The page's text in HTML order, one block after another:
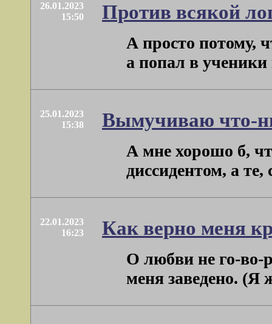
26.01.2023
15:50
Против всякой
А просто потому,
а попал в
25.01.2023
15:38
Вымучиваю что-
А мне хорошо б,
диссидентом, а
22.01.2023
16:23
Как верно меня
О любви не го-во-
меня заведено. (Я